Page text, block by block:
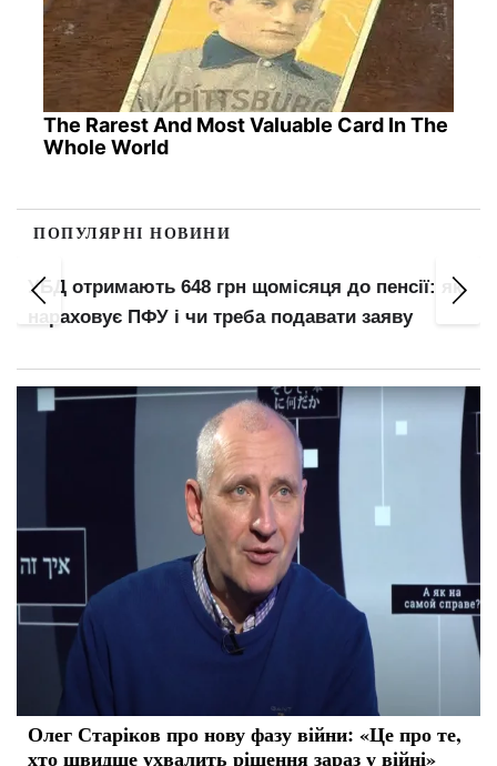
The Rarest And Most Valuable Card In The
Whole World
ПОПУЛЯРНІ НОВИНИ
УБД отримають 648 грн щомісяця до пенсії: як
нараховує ПФУ і чи треба подавати заяву
Олег Старіков про нову фазу війни: «Це про те,
хто швидше ухвалить рішення зараз у війні»